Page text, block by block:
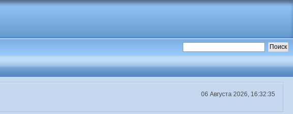
06 Августа 2026, 16:32:35